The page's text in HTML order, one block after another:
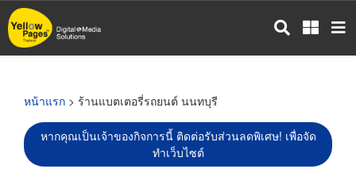
ข้าม
ไป
หน้าแรก > ร้านแบตเตอรี่รถยนต์ นนทบุรี
หากคุณเป็นเจ้าของกิจการนี้ ติดต่อรับส่วนลดพิเศษ! เพื่อจัด
ทำเว็บไซต์